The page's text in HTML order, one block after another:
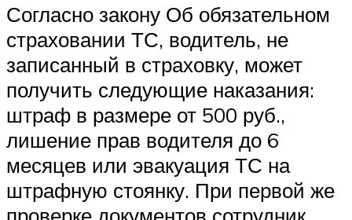
Согласно закону Об обязательном
страховании ТС, водитель, не
записанный в страховку, может
получить следующие наказания:
штраф в размере от 500 руб.,
лишение прав водителя до 6
месяцев или эвакуация ТС на
штрафную стоянку. При первой же